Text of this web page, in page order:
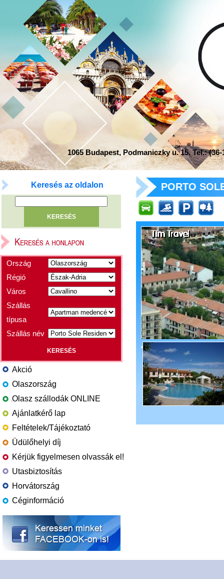
1065 Budapest, Podmaniczky u. 15. Tel.:
PORTO
Keresés az oldalon
Ország
Régió
Város
Szállás
típusa
Szállás név
Akció
Olaszország
Olasz szállodák ONLINE
Ajánlatkérő lap
Feltételek/Tájékoztató
Üdülőhelyi díj
Kérjük figyelmesen olvassák el!
Utasbiztosítás
Horvátország
Céginformáció